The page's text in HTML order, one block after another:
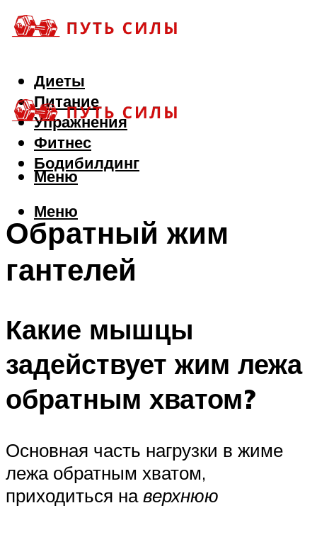
Диеты
Питание
Упражнения
Фитнес
Бодибилдинг
Меню
Меню
Обратный жим
гантелей
Какие мышцы
задействует жим лежа
обратным хватом?
Основная часть нагрузки в жиме
лежа обратным хватом,
приходиться наверхнюю